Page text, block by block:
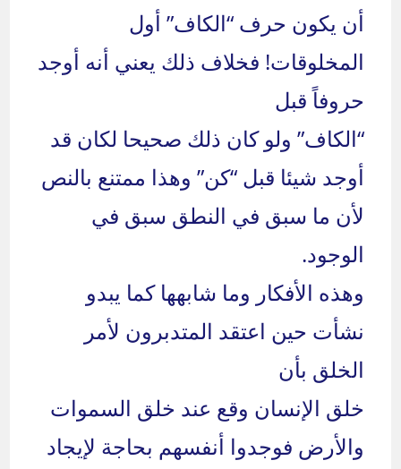
أن يكون حرف “الكاف” أول
المخلوقات! فخلاف ذلك يعني أنه أوجد
حروفاً قبل
“الكاف” ولو كان ذلك صحيحا لكان قد
أوجد شيئا قبل “كن” وهذا ممتنع بالنص
لأن ما سبق في النطق سبق في
الوجود.
وهذه الأفكار وما شابهها كما يبدو
نشأت حين اعتقد المتدبرون لأمر
الخلق بأن
خلق الإنسان وقع عند خلق السموات
والأرض فوجدوا أنفسهم بحاجة لإيجاد